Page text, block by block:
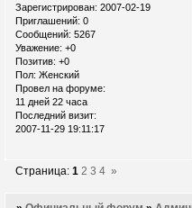
Зарегистрирован: 2007-02-19
Приглашений: 0
Сообщений: 5267
Уважение: +0
Позитив: +0
Пол: Женский
Провел на форуме:
11 дней 22 часа
Последний визит:
2007-11-29 19:11:17
Страница:1 2 3 4 »